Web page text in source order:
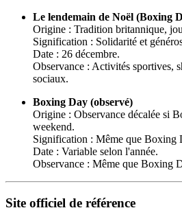
Le lendemain de Noël (Boxing
Origine : Tradition britannique,
Signification : Solidarité et
Date : 26 décembre.
Observance : Activités sportives,
sociaux.
Boxing Day (observé)
Origine : Observance décalée si
weekend.
Signification : Même que Boxing
Date : Variable selon l'année.
Observance : Même que Boxing
Site officiel de référence